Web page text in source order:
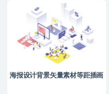
海报设计背景矢量素材等距插画